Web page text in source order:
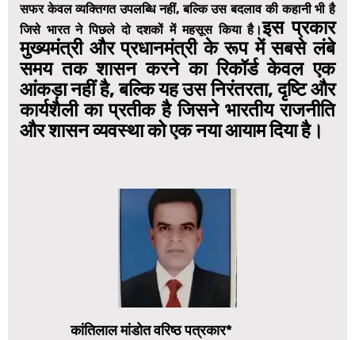
सफर केवल व्यक्तिगत उपलब्धि नहीं, बल्कि उस बदलाव की कहानी भी है
जिसे भारत ने पिछले दो दशकों में महसूस किया है।इस प्रकार
मुख्यमंत्री और प्रधानमंत्री के रूप में सबसे लंबे
समय तक शासन करने का रिकॉर्ड केवल एक
आंकड़ा नहीं है, बल्कि यह उस निरंतरता, दृष्टि और
कार्यशैली का प्रतीक है जिसने भारतीय राजनीति
और शासन व्यवस्था को एक नया आयाम दिया है।
कांतिलाल मांडोत वरिष्ठ पत्रकार*